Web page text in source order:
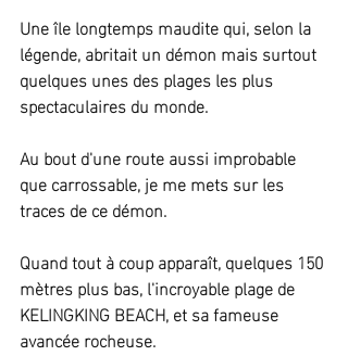
Une île longtemps maudite qui, selon la
légende, abritait un démon mais surtout
quelques unes des plages les plus
spectaculaires du monde.
Au bout d'une route aussi improbable
que carrossable, je me mets sur les
traces de ce démon.
Quand tout à coup apparaît, quelques 150
mètres plus bas, l'incroyable plage de
KELINGKING BEACH, et sa fameuse
avancée rocheuse.